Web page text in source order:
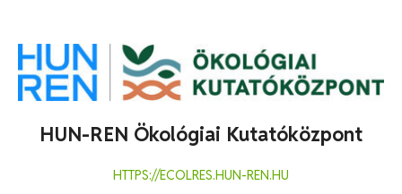
HUN-REN Ökológiai Kutatóközpont
HTTPS://ECOLRES.HUN-REN.HU